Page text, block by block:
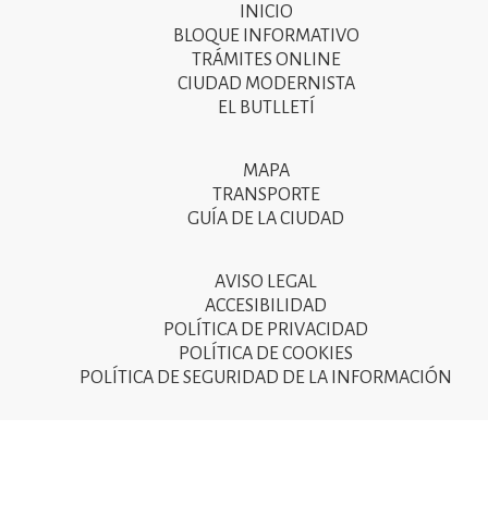
INICIO
BLOQUE INFORMATIVO
TRÁMITES ONLINE
CIUDAD MODERNISTA
EL BUTLLETÍ
MAPA
TRANSPORTE
GUÍA DE LA CIUDAD
AVISO LEGAL
ACCESIBILIDAD
POLÍTICA DE PRIVACIDAD
POLÍTICA DE COOKIES
POLÍTICA DE SEGURIDAD DE LA INFORMACIÓN